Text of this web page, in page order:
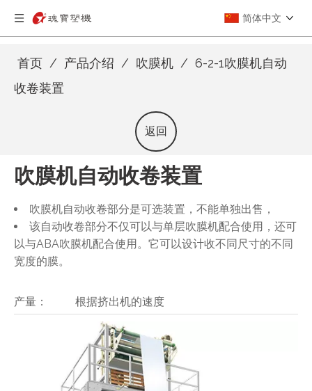
简体中文
首页 / 产品介绍 / 吹膜机 / 6-2-1吹膜机自动
收卷装置
返回
吹膜机自动收卷装置
吹膜机自动收卷部分是可选装置，不能单独出售，
该自动收卷部分不仅可以与单层吹膜机配合使用，还可
以与ABA吹膜机配合使用。它可以设计收不同尺寸的不同
宽度的膜。
产量： 根据挤出机的速度